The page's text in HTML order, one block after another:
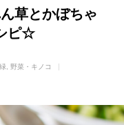
草とかぼちゃ
ピ☆
緑
野菜・キノコ